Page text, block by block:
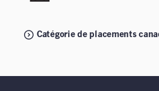
Catégorie de placements